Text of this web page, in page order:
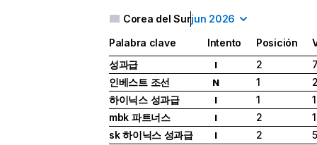
Corea del Surjun 2026
Palabra clave Intento Posición
성과급
I 2
인베스트 조선
N 1
하이닉스 성과급
I 1
mbk 파트너스
I 2
sk 하이닉스 성과급
I 2